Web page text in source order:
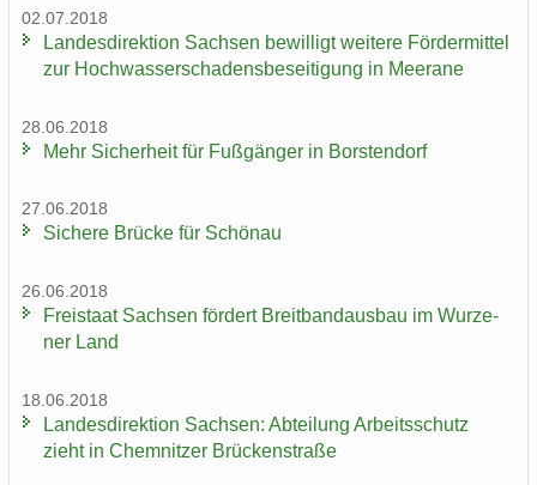
02.07.2018
Lan­des­di­rek­ti­on Sach­sen be­wil­ligt wei­te­re För­der­mit­tel
zur Hoch­was­ser­scha­dens­be­sei­ti­gung in Meer­a­ne
28.06.2018
Mehr Si­cher­heit für Fuß­gän­ger in Bors­ten­dorf
27.06.2018
Si­che­re Brü­cke für Schön­au
26.06.2018
Frei­staat Sach­sen för­dert Breit­band­aus­bau im Wur­ze­
ner Land
18.06.2018
Lan­des­di­rek­ti­on Sach­sen: Ab­tei­lung Ar­beits­schutz
zieht in Chem­nit­zer Brü­cken­stra­ße